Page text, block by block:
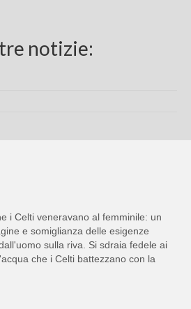
notizie:
i Celti veneravano al femminile: un
e somiglianza delle esigenze
sulla riva. Si sdraia fedele ai
che i Celti battezzano con la